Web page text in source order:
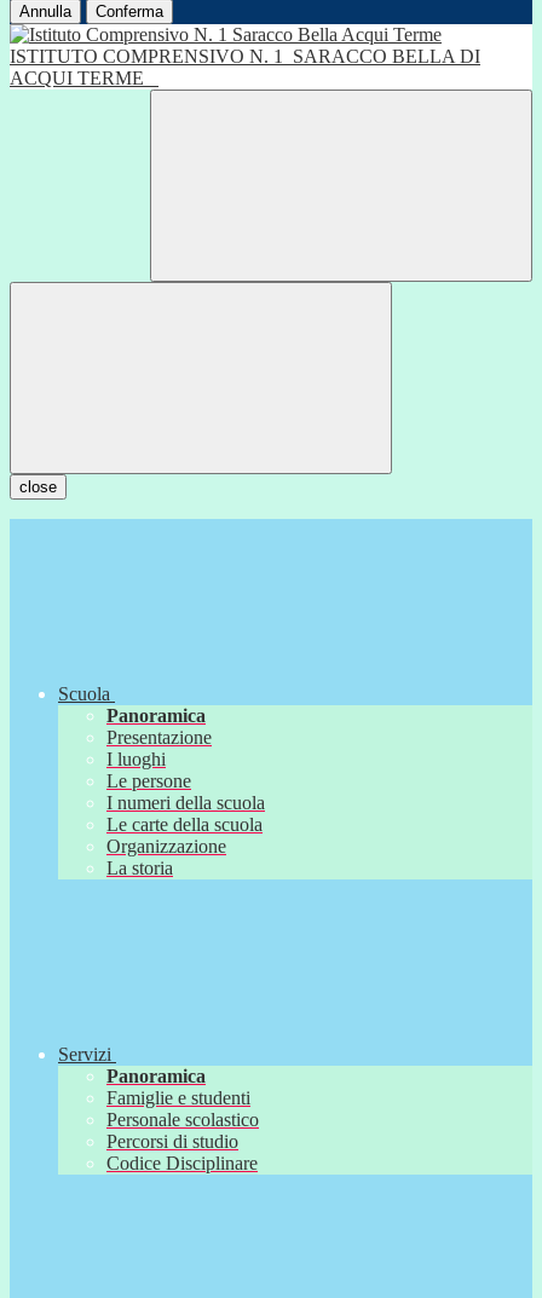
Annulla Conferma
ISTITUTO COMPRENSIVO N. 1
SARACCO BELLA DI
ACQUI TERME
close
Scuola
Panoramica
Presentazione
I luoghi
Le persone
I numeri della scuola
Le carte della scuola
Organizzazione
La storia
Servizi
Panoramica
Famiglie e studenti
Personale scolastico
Percorsi di studio
Codice Disciplinare